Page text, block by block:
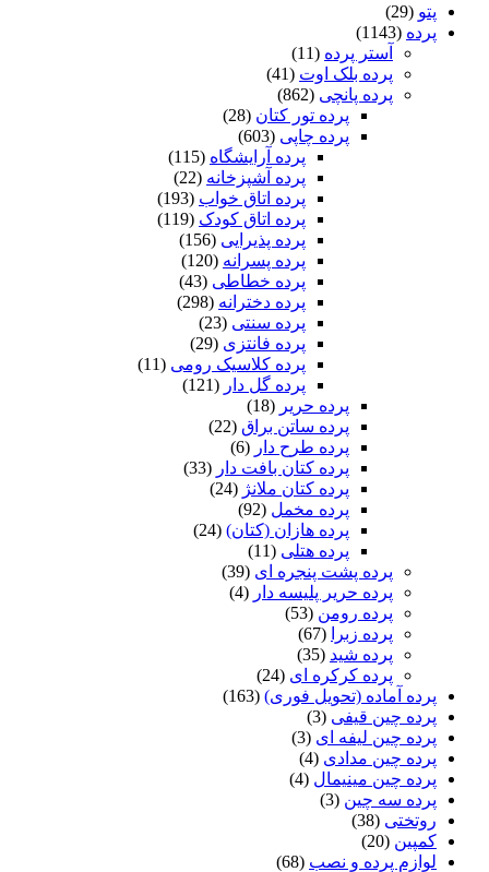
یک
پتو (29)
پرده (1143)
آستر پرده (11)
پرده بلک اوت (41)
پرده پانچی (862)
پرده تور کتان (28)
پرده چاپی (603)
پرده آرایشگاه (115)
پرده آشپزخانه (22)
پرده اتاق خواب (193)
پرده اتاق کودک (119)
پرده پذیرایی (156)
پرده پسرانه (120)
پرده خطاطی (43)
پرده دخترانه (298)
پرده سنتی (23)
پرده فانتزی (29)
پرده کلاسیک رومی (11)
پرده گل دار
پرده حریر
پرده ساتن براق (22)
پرده طرح دار
پرده کتان بافت دار
پرده کتان ملانژ (24)
پرده مخمل (92)
پرده هازان (کتان) (24)
پرده هتلی (11)
پرده پشت پنجره ای (39)
پرده حریر پلیسه دار
پرده رومن (53)
پرده زبرا
پرده شید (35)
پرده کرکره ای (24)
پرده آماده (تحویل فوری) (163)
پرده چین قیفی (3)
پرده چین لیفه ای (3)
پرده چین مدادی (4)
پرده چین مینیمال (4)
پرده سه چین (3)
روتختی (38)
کمپین (20)
لوازم پرده و نصب (68)